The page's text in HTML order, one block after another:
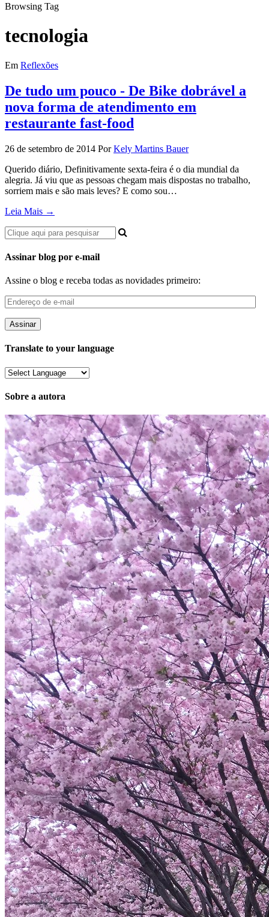
Browsing Tag
tecnologia
Em Reflexões
De tudo um pouco - De Bike dobrável a
nova forma de atendimento em
restaurante fast-food
26 de setembro de 2014 Por Kely Martins Bauer
Querido diário, Definitivamente sexta-feira é o dia mundial da
alegria. Já viu que as pessoas chegam mais dispostas no trabalho,
sorriem mais e são mais leves? E como sou…
Leia Mais →
Assinar blog por e-mail
Assine o blog e receba todas as novidades primeiro:
Endereço
de
e-
mail
Translate to your language
Sobre a autora